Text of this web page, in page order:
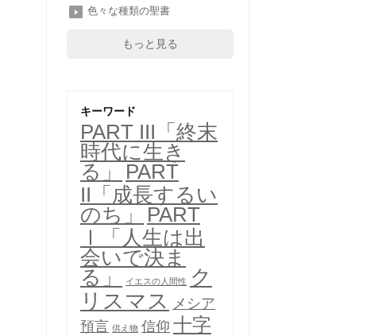
色々な種類の聖書
もっと見る
キーワード
PART III「終末
時代に生き
る」
PART
II「成長するい
のち」
PART
Ⅰ「人生は出
会いで決ま
る」
イエスの人間性
ク
リスマス メシア
預言 供え物 信仰 十字